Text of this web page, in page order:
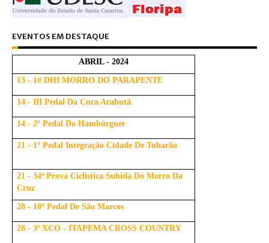
EVENTOS EM DESTAQUE
ABRIL - 2024
13 - 1# DHI MORRO DO PARAPENTE
14 - III Pedal Da Cuca Arabutã
14 - 2º Pedal Do Hambúrguer
21 - 1º Pedal Integração Cidade De Tubarão
21 - 34ª Prova Ciclistica Subida Do Morro Da
Cruz
28 - 10º Pedal De São Marcos
28 - 3ª XCO - ITAPEMA CROSS COUNTRY